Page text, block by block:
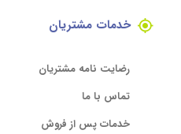
خدمات مشتریان
رضایت نامه مشتریان
تماس با ما
خدمات پس از فروش